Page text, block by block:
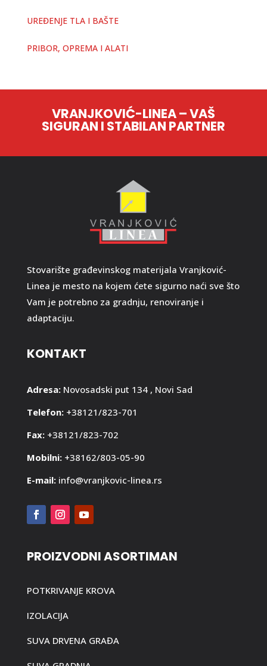
UREĐENJE TLA I BAŠTE
PRIBOR, OPREMA I ALATI
VRANJKOVIĆ-LINEA – VAŠ
SIGURAN I STABILAN PARTNER
Stovarište građevinskog materijala Vranjković-
Linea je mesto na kojem ćete sigurno naći sve što
Vam je potrebno za gradnju, renoviranje i
adaptaciju.
KONTAKT
Adresa: Novosadski put 134 , Novi Sad
Telefon: +38121/823-701
Fax: +38121/823-702
Mobilni: +38162/803-05-90
E-mail: info@vranjkovic-linea.rs
PROIZVODNI ASORTIMAN
POTKRIVANJE KROVA
IZOLACIJA
SUVA DRVENA GRAĐA